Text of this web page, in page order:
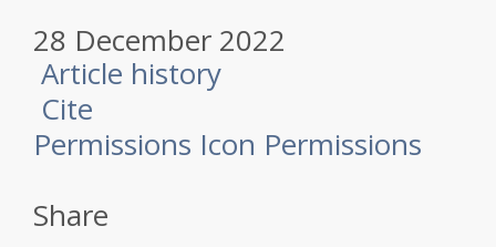
28 December 2022
Article history
Cite
Permissions Icon Permissions
Share